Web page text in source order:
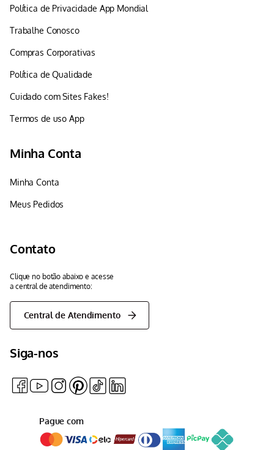
Política de Privacidade App Mondial
Trabalhe Conosco
Compras Corporativas
Política de Qualidade
Cuidado com Sites Fakes!
Termos de uso App
Minha Conta
Minha Conta
Meus Pedidos
Contato
Clique no botão abaixo e acesse
a central de atendimento:
Central de Atendimento
Siga-nos
Pague com